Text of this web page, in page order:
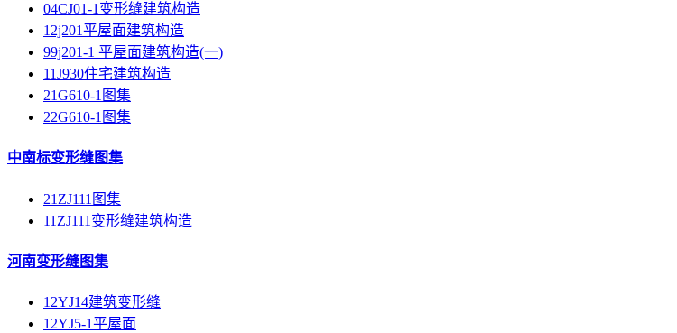
04CJ01-1变形缝建筑构造
12j201平屋面建筑构造
99j201-1 平屋面建筑构造(一)
11J930住宅建筑构造
21G610-1图集
22G610-1图集
中南标变形缝图集
21ZJ111图集
11ZJ111变形缝建筑构造
河南变形缝图集
12YJ14建筑变形缝
12YJ5-1平屋面